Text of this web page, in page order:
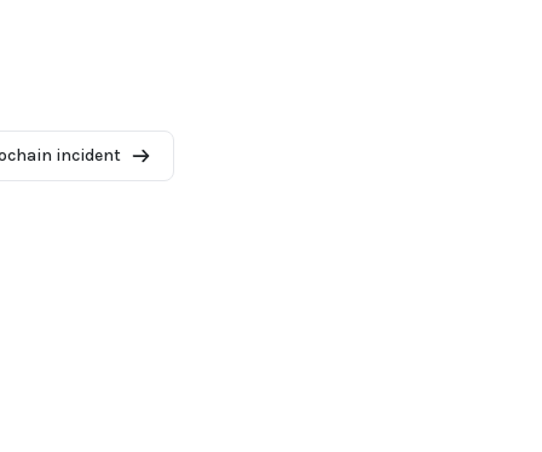
incident